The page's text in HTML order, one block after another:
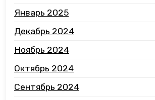
Январь 2025
Декабрь 2024
Ноябрь 2024
Октябрь 2024
Сентябрь 2024